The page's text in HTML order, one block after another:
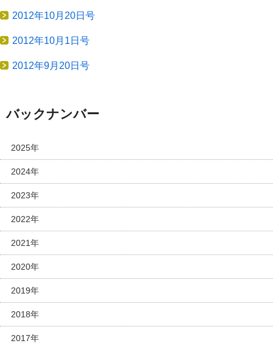
2012年10月20日号
2012年10月1日号
2012年9月20日号
バックナンバー
2025年
2024年
2023年
2022年
2021年
2020年
2019年
2018年
2017年